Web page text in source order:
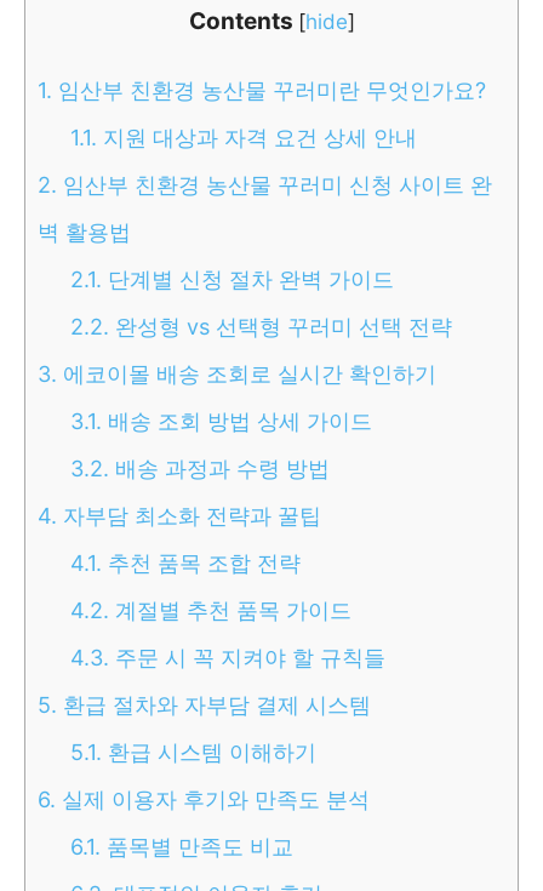
Contents [hide]
1. 임산부 친환경 농산물 꾸러미란 무엇인가요?
1.1. 지원 대상과 자격 요건 상세 안내
2. 임산부 친환경 농산물 꾸러미 신청 사이트 완
벽 활용법
2.1. 단계별 신청 절차 완벽 가이드
2.2. 완성형 vs 선택형 꾸러미 선택 전략
3. 에코이몰 배송 조회로 실시간 확인하기
3.1. 배송 조회 방법 상세 가이드
3.2. 배송 과정과 수령 방법
4. 자부담 최소화 전략과 꿀팁
4.1. 추천 품목 조합 전략
4.2. 계절별 추천 품목 가이드
4.3. 주문 시 꼭 지켜야 할 규칙들
5. 환급 절차와 자부담 결제 시스템
5.1. 환급 시스템 이해하기
6. 실제 이용자 후기와 만족도 분석
6.1. 품목별 만족도 비교